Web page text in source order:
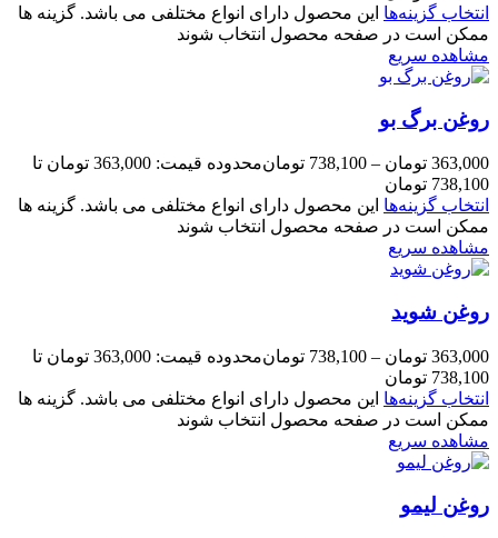
انتخاب گزینه‌ها این محصول دارای انواع مختلفی می باشد. گزینه ها
ممکن است در صفحه محصول انتخاب شوند
مشاهده سریع
روغن برگ بو
363,000 تومان –
738,100 تومان
محدوده قیمت: 363,000 تومان تا
738,100 تومان
انتخاب گزینه‌ها این محصول دارای انواع مختلفی می باشد. گزینه ها
ممکن است در صفحه محصول انتخاب شوند
مشاهده سریع
روغن شوید
363,000 تومان –
738,100 تومان
محدوده قیمت: 363,000 تومان تا
738,100 تومان
انتخاب گزینه‌ها این محصول دارای انواع مختلفی می باشد. گزینه ها
ممکن است در صفحه محصول انتخاب شوند
مشاهده سریع
روغن لیمو